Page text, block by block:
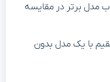
مدل برتر در مقایسه
با یک مدل بدون